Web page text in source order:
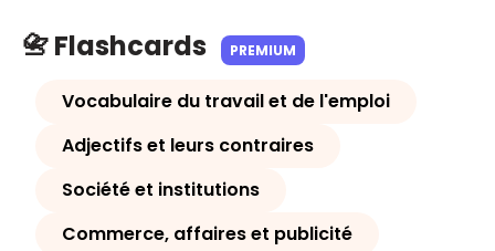
📇 Flashcards PREMIUM
Vocabulaire du travail et de l'emploi
Adjectifs et leurs contraires
Société et institutions
Commerce, affaires et publicité